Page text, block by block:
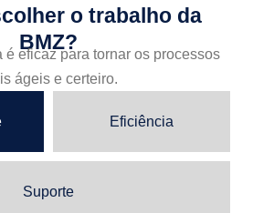
o trabalho da
BMZ?
é eficaz para tornar os processos
ágeis e certeiro.
Eficiência
Suporte